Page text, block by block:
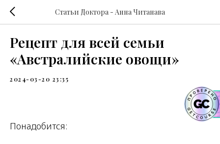
Статьи Доктора - Анна Читанава
Рецепт для всей семьи
«Австралийские овощи»
2024-03-20 23:35
Понадобится: